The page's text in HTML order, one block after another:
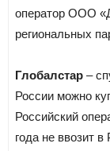
оператор ООО
региональных
Глобалстар –
России можно
Российский
года не ввозит